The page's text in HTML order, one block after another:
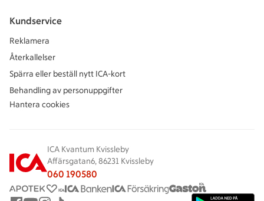
Kundservice
Reklamera
Återkallelser
Spärra eller beställ nytt ICA-kort
Behandling av personuppgifter
Hantera cookies
ICA Kvantum Kvissleby
Affärsgatan6, 86231 Kvissleby
060 190580